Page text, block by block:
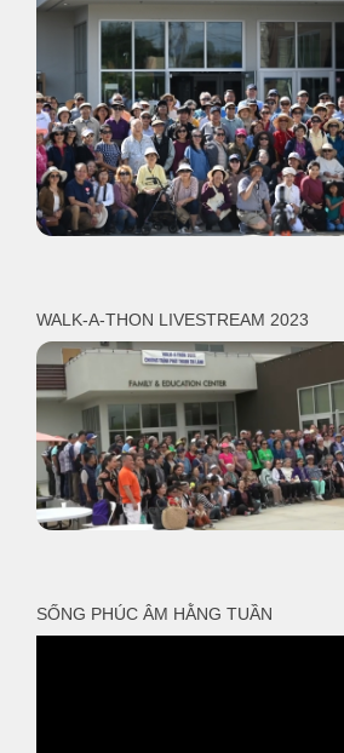
WALK-A-THON LIVESTREAM 2023
SỐNG PHÚC ÂM HẰNG TUẦN